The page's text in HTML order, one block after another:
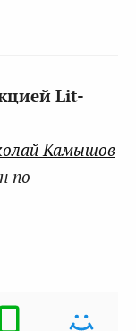
Lit-
Камышов
по